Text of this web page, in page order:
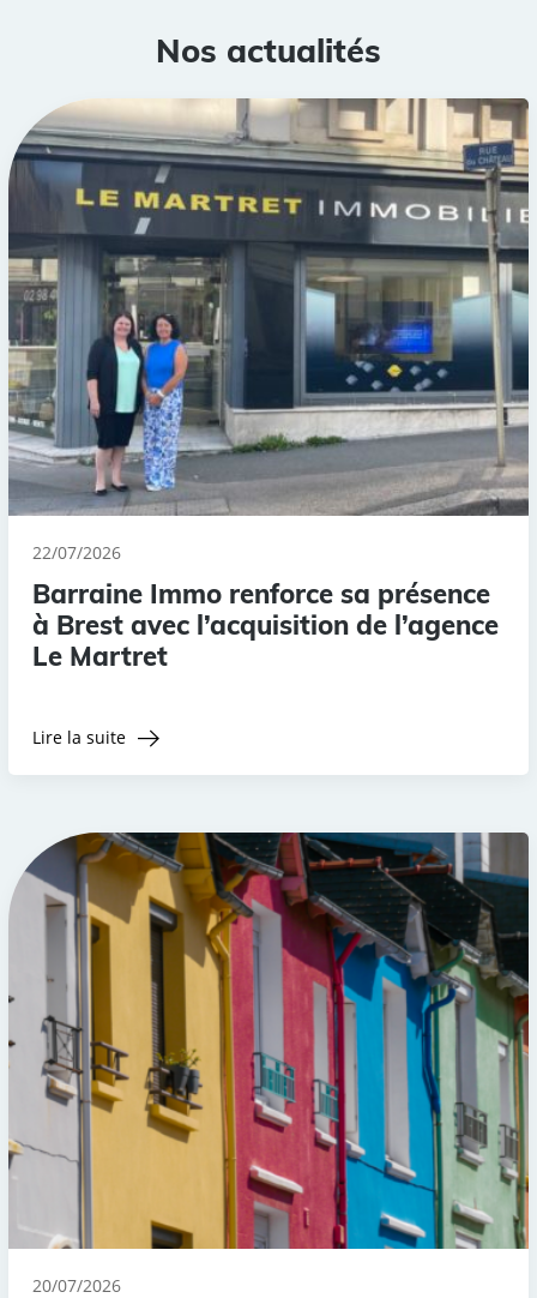
Nos actualités
22/07/2026
Barraine Immo renforce sa présence
à Brest avec l’acquisition de l’agence
Le Martret
Lire la suite
20/07/2026